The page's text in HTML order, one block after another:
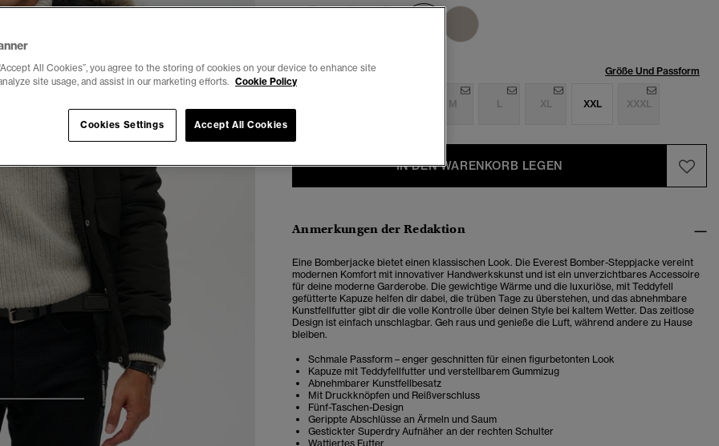
3
Ausgewählt
Auswählen Größe: Größe Und Passform
M L XL XXL XXXL
IN DEN WARENKORB LEGEN
Anmerkungen der Redaktion
Eine Bomberjacke bietet einen klassischen Look. Die Everest Bomber-Steppjacke vereint
modernen Komfort mit innovativer Handwerkskunst und ist ein unverzichtbares Accessoire
für deine moderne Garderobe. Die gewichtige Wärme und die luxuriöse, mit Teddyfell
gefütterte Kapuze helfen dir dabei, die trüben Tage zu überstehen, und das abnehmbare
Kunstfellfutter gibt dir die volle Kontrolle über deinen Style bei kaltem Wetter. Das zeitlose
Design ist einfach unschlagbar. Geh raus und genieße die Luft, während andere zu Hause
bleiben.
Schmale Passform – enger geschnitten für einen figurbetonten Look
Kapuze mit Teddyfellfutter und verstellbarem Gummizug
Abnehmbarer Kunstfellbesatz
Mit Druckknöpfen und Reißverschluss
Fünf-Taschen-Design
Gerippte Abschlüsse an Ärmeln und Saum
Gestickter Superdry Aufnäher an der rechten Schulter
Wattiertes Futter
All Cookies”, you agree to the storing of cookies on your device to enhance site
site usage, and assist in our marketing efforts. Cookie Policy
Accept All Cookies
Cookies Settings